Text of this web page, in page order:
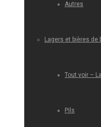
Autres
Lagers et bières de
Tout voir –
Pils